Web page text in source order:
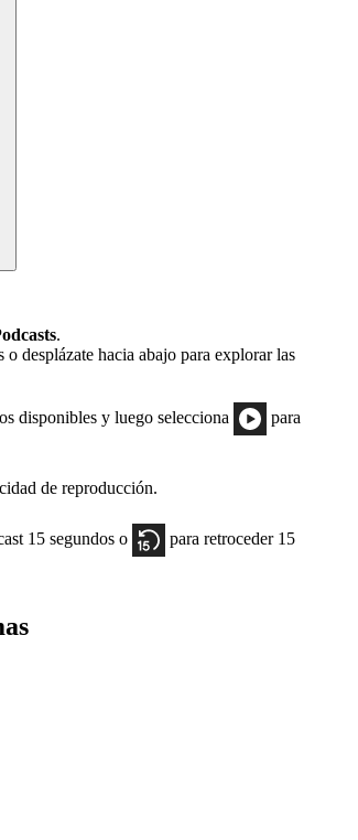
.
desplázate hacia abajo para explorar las
disponibles y luego selecciona
para
de reproducción.
15 segundos o
para retroceder 15